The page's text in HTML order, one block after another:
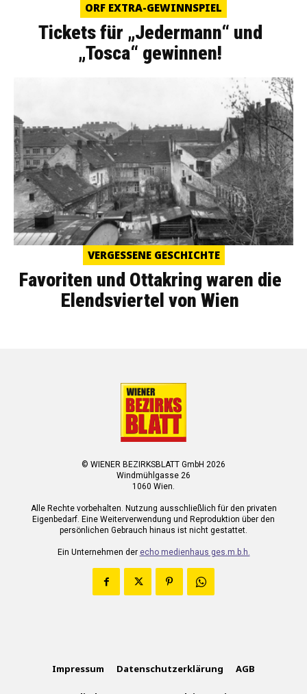
ORF EXTRA-GEWINNSPIEL
Tickets für „Jedermann“ und
„Tosca“ gewinnen!
VERGESSENE GESCHICHTE
Favoriten und Ottakring waren die
Elendsviertel von Wien
© WIENER BEZIRKSBLATT GmbH 2026
Windmühlgasse 26
1060 Wien.
Alle Rechte vorbehalten. Nutzung ausschließlich für den privaten
Eigenbedarf. Eine Weiterverwendung und Reproduktion über den
persönlichen Gebrauch hinaus ist nicht gestattet.
Ein Unternehmen der echo medienhaus ges.m.b.h.
Impressum Datenschutzerklärung AGB